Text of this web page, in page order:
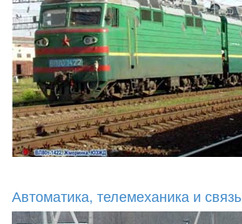
Автоматика, телемеханика и связь